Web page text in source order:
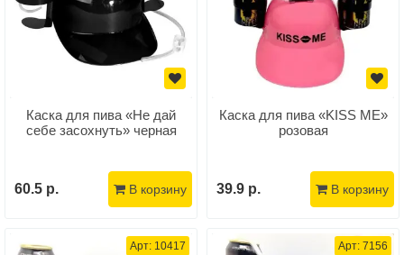
Каска для пива «Не дай
себе засохнуть» черная
60.5 р. В корзину
Каска для пива «KISS ME»
розовая
39.9 р. В корзину
Арт: 10417 Арт: 7156